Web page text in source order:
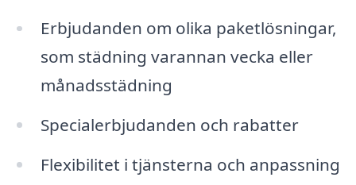
Erbjudanden om olika paketlösningar,
som städning varannan vecka eller
månadsstädning
Specialerbjudanden och rabatter
Flexibilitet i tjänsterna och anpassning